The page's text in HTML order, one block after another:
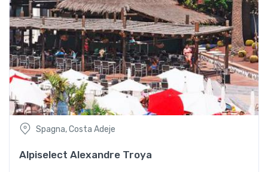
Spagna, Costa Adeje
Alpiselect Alexandre Troya